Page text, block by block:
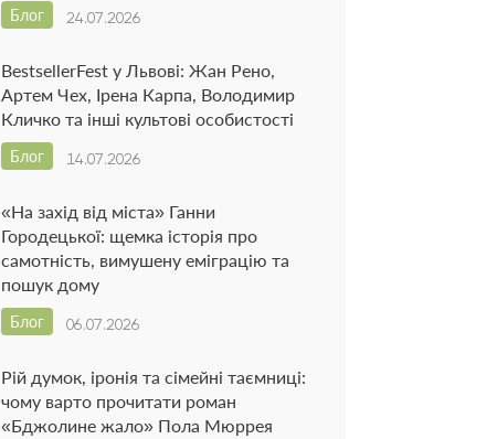
24.07.2026
Блог
BestsellerFest у Львові: Жан Рено,
Артем Чех, Ірена Карпа, Володимир
Кличко та інші культові особистості
14.07.2026
Блог
«На захід від міста» Ганни
Городецької: щемка історія про
самотність, вимушену еміграцію та
пошук дому
06.07.2026
Блог
Рій думок, іронія та сімейні таємниці:
чому варто прочитати роман
«Бджолине жало» Пола Мюррея